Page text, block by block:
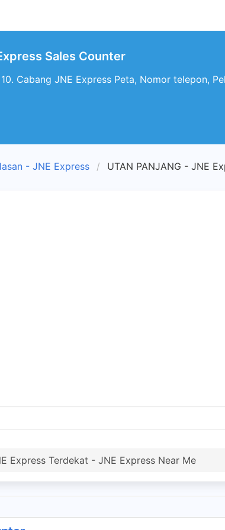
Sales Counter
Cabang JNE Express Peta, Nomor telepon,
- JNE Express UTAN PANJANG - JNE
Express Terdekat - JNE Express Near Me